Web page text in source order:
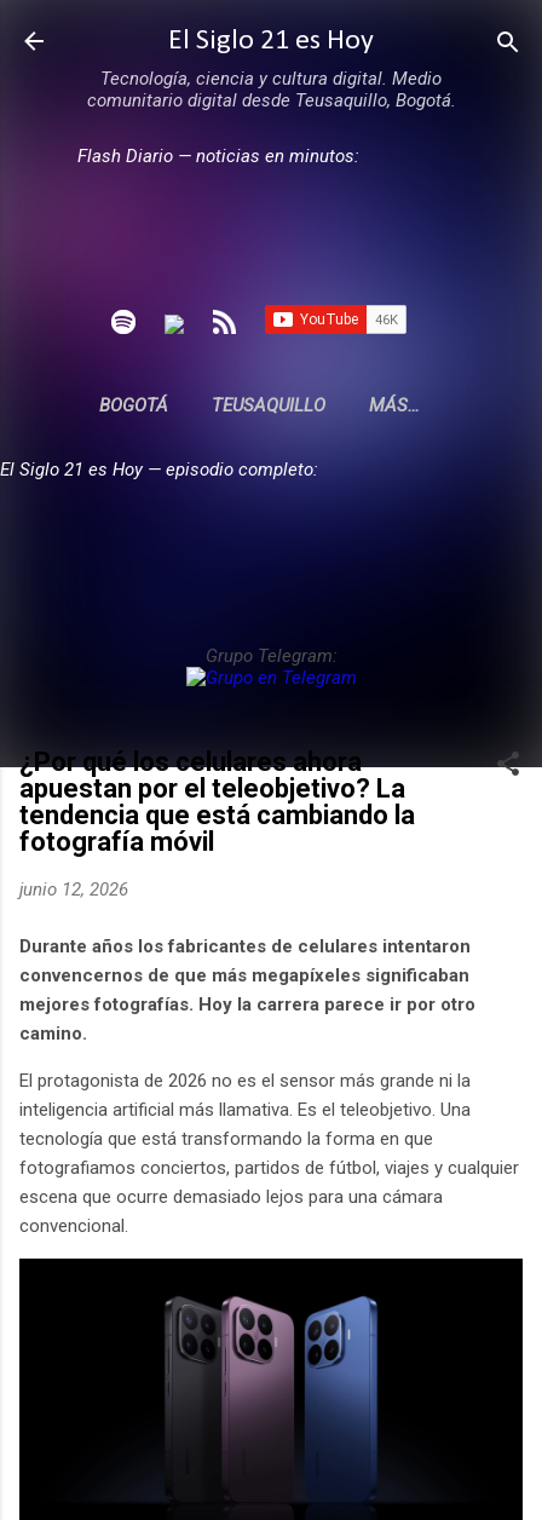
Ir al contenido principal
El Siglo 21 es Hoy
Tecnología, ciencia y cultura digital. Medio
comunitario digital desde Teusaquillo, Bogotá.
Flash Diario — noticias en minutos:
BOGOTÁ TEUSAQUILLO MÁS…
El Siglo 21 es Hoy — episodio completo:
Grupo Telegram:
¿Por qué los celulares ahora
apuestan por el teleobjetivo? La
tendencia que está cambiando la
fotografía móvil
junio 12, 2026
Durante años los fabricantes de celulares intentaron
convencernos de que más megapíxeles significaban
mejores fotografías. Hoy la carrera parece ir por otro
camino.
El protagonista de 2026 no es el sensor más grande ni la
inteligencia artificial más llamativa. Es el teleobjetivo. Una
tecnología que está transformando la forma en que
fotografiamos conciertos, partidos de fútbol, viajes y cualquier
escena que ocurre demasiado lejos para una cámara
convencional.